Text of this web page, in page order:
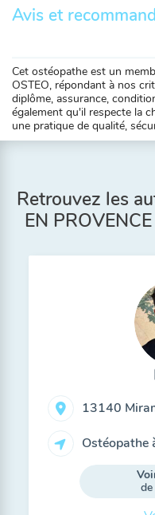
Avis et
Cet ostéopathe est un
OSTEO, répondant à nos
diplôme, assurance,
également qu'il respecte la
une pratique de qualité,
Retrouvez les
EN
13140
Ostéopathe